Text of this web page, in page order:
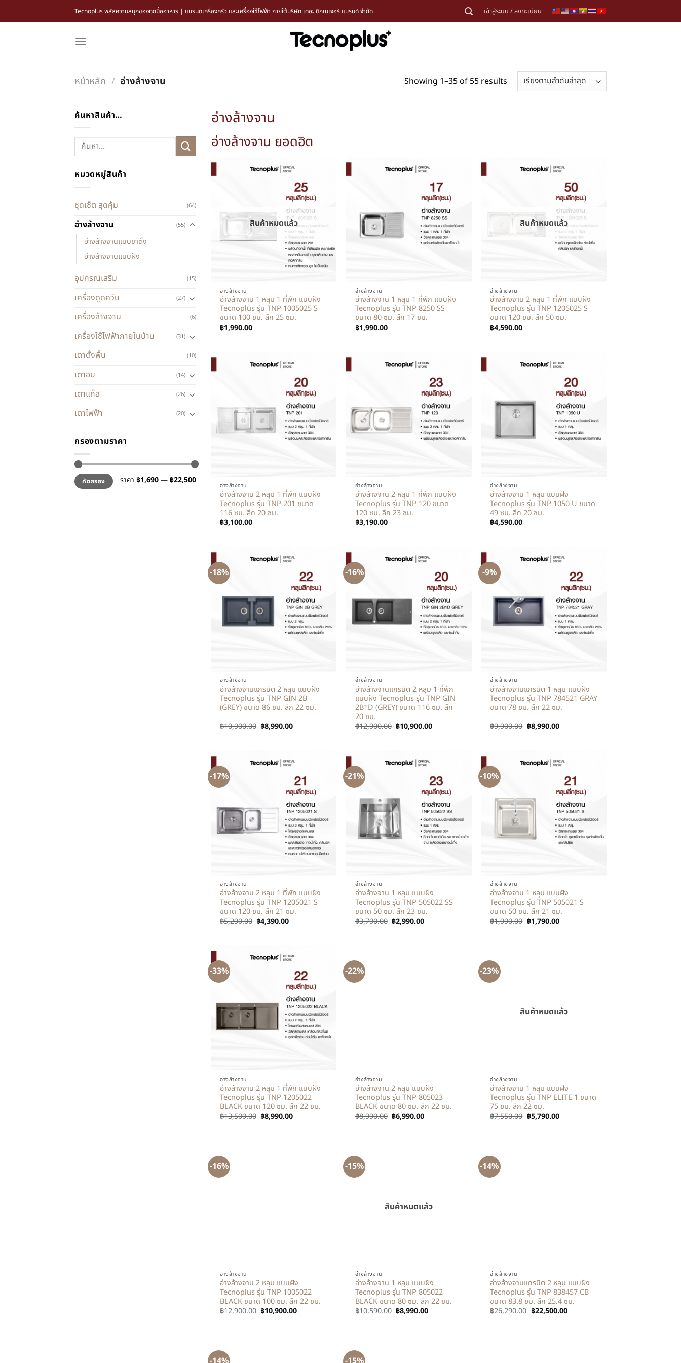
Tecnoplus พลัสความสนุกของทุกมื้ออาหาร | แบรนด์เครื่องครัว และเครื่องใช้ไฟฟ้า ภายใต้บริษัท เดอะ ซิกเนเจอร์ แบรนด์ จำกัด เข้าสู่ระบบ / ลงทะเบียน
หน้าหลัก / อ่างล้างจาน Showing 1–35 of 55 results
ค้นหาสินค้า…
หมวดหมู่สินค้า
ชุดเซ็ต สุดคุ้ม (64)
อ่างล้างจาน (55)
อ่างล้างจานแบบขาตั้ง
อ่างล้างจานแบบฝัง
อุปกรณ์เสริม (15)
เครื่องดูดควัน (27)
เครื่องล้างจาน (6)
เครื่องใช้ไฟฟ้าภายในบ้าน (31)
เตาตั้งพื้น (10)
เตาอบ (14)
เตาแก๊ส (26)
เตาไฟฟ้า (20)
กรองตามราคา
คัดกรอง ราคา ฿1,690— ฿22,500
อ่างล้างจาน
อ่างล้างจาน ยอดฮิต
สินค้าหมดแล้ว
อ่างล้างจาน
อ่างล้างจาน 1 หลุม 1 ที่พัก แบบฝัง
Tecnoplus รุ่น TNP 1005025 S
ขนาด 100 ซม. ลึก 25 ซม.
฿1,990.00
อ่างล้างจาน
อ่างล้างจาน 1 หลุม 1 ที่พัก แบบฝัง
Tecnoplus รุ่น TNP 8250 SS
ขนาด 80 ซม. ลึก 17 ซม.
฿1,990.00
สินค้าหมดแล้ว
อ่างล้างจาน
อ่างล้างจาน 2 หลุม 1 ที่พัก แบบฝัง
Tecnoplus รุ่น TNP 1205025 S
ขนาด 120 ซม. ลึก 50 ซม.
฿4,590.00
อ่างล้างจาน
อ่างล้างจาน 2 หลุม 1 ที่พัก แบบฝัง
Tecnoplus รุ่น TNP 201 ขนาด
116 ซม. ลึก 20 ซม.
฿3,100.00
อ่างล้างจาน
อ่างล้างจาน 2 หลุม 1 ที่พัก แบบฝัง
Tecnoplus รุ่น TNP 120 ขนาด
120 ซม. ลึก 23 ซม.
฿3,190.00
อ่างล้างจาน
อ่างล้างจาน 1 หลุม แบบฝัง
Tecnoplus รุ่น TNP 1050 U ขนาด
49 ซม. ลึก 20 ซม.
฿4,590.00
-18%
อ่างล้างจาน
อ่างล้างจานแกรนิต 2 หลุม แบบฝัง
Tecnoplus รุ่น TNP GIN 2B
(GREY) ขนาด 86 ซม. ลึก 22 ซม.
฿10,900.00 ฿8,990.00
-16%
อ่างล้างจาน
อ่างล้างจานแกรนิต 2 หลุม 1 ที่พัก
แบบฝัง Tecnoplus รุ่น TNP GIN
2B1D (GREY) ขนาด 116 ซม. ลึก
20 ซม.
฿12,900.00 ฿10,900.00
-9%
อ่างล้างจาน
อ่างล้างจานแกรนิต 1 หลุม แบบฝัง
Tecnoplus รุ่น TNP 784521 GRAY
ขนาด 78 ซม. ลึก 22 ซม.
฿9,900.00 ฿8,990.00
-17%
อ่างล้างจาน
อ่างล้างจาน 2 หลุม 1 ที่พัก แบบฝัง
Tecnoplus รุ่น TNP 1205021 S
ขนาด 120 ซม. ลึก 21 ซม.
฿5,290.00 ฿4,390.00
-21%
อ่างล้างจาน
อ่างล้างจาน 1 หลุม แบบฝัง
Tecnoplus รุ่น TNP 505022 SS
ขนาด 50 ซม. ลึก 23 ซม.
฿3,790.00 ฿2,990.00
-10%
อ่างล้างจาน
อ่างล้างจาน 1 หลุม แบบฝัง
Tecnoplus รุ่น TNP 505021 S
ขนาด 50 ซม. ลึก 21 ซม.
฿1,990.00 ฿1,790.00
-33%
อ่างล้างจาน
อ่างล้างจาน 2 หลุม 1 ที่พัก แบบฝัง
Tecnoplus รุ่น TNP 1205022
BLACK ขนาด 120 ซม. ลึก 22 ซม.
฿13,500.00 ฿8,990.00
-22%
อ่างล้างจาน
อ่างล้างจาน 2 หลุม แบบฝัง
Tecnoplus รุ่น TNP 805023
BLACK ขนาด 80 ซม. ลึก 22 ซม.
฿8,990.00 ฿6,990.00
-23%
สินค้าหมดแล้ว
อ่างล้างจาน
อ่างล้างจาน 1 หลุม แบบฝัง
Tecnoplus รุ่น TNP ELITE 1 ขนาด
75 ซม. ลึก 22 ซม.
฿7,550.00 ฿5,790.00
-16%
อ่างล้างจาน
อ่างล้างจาน 2 หลุม แบบฝัง
Tecnoplus รุ่น TNP 1005022
BLACK ขนาด 100 ซม. ลึก 22 ซม.
฿12,900.00 ฿10,900.00
-15%
สินค้าหมดแล้ว
อ่างล้างจาน
อ่างล้างจาน 1 หลุม แบบฝัง
Tecnoplus รุ่น TNP 805022
BLACK ขนาด 80 ซม. ลึก 22 ซม.
฿10,590.00 ฿8,990.00
-14%
อ่างล้างจาน
อ่างล้างจานแกรนิต 2 หลุม แบบฝัง
Tecnoplus รุ่น TNP 838457 CB
ขนาด 83.8 ซม. ลึก 25.4 ซม.
฿26,290.00 ฿22,500.00